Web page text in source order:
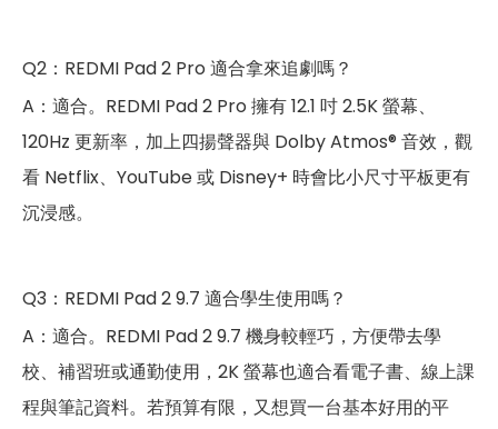
Q2：REDMI Pad 2 Pro 適合拿來追劇嗎？
A：適合。REDMI Pad 2 Pro 擁有 12.1 吋 2.5K 螢幕、
120Hz 更新率，加上四揚聲器與 Dolby Atmos® 音效，觀
看 Netflix、YouTube 或 Disney+ 時會比小尺寸平板更有
沉浸感。
Q3：REDMI Pad 2 9.7 適合學生使用嗎？
A：適合。REDMI Pad 2 9.7 機身較輕巧，方便帶去學
校、補習班或通勤使用，2K 螢幕也適合看電子書、線上課
程與筆記資料。若預算有限，又想買一台基本好用的平